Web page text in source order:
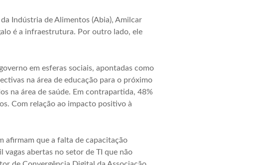
Indústria de Alimentos (Abia), Amilcar
é a infraestrutura. Por outro lado, ele
em esferas sociais, apontadas como
na área de educação para o próximo
na área de saúde. Em contrapartida, 48%
Com relação ao impacto positivo à
afirmam que a falta de capacitação
abertas no setor de TI que não